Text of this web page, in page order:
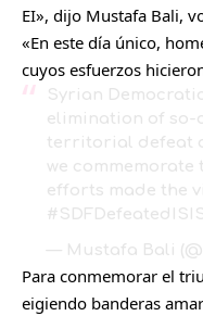
EI», dijo Mustafa Bali,
«En este día único,
cuyos esfuerzos
Syrian
elimination of so-
territorial defeat
we
efforts made the
— Mustafa Bali
Para conmemorar el
eigiendo banderas